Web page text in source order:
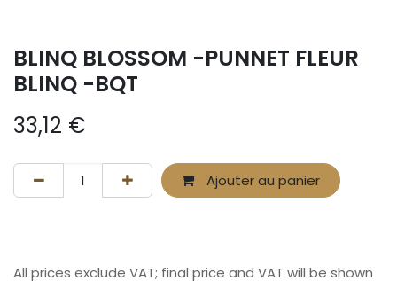
BLINQ BLOSSOM -PUNNET FLEUR
BLINQ -BQT
33,12 €
Ajouter au panier
All prices exclude VAT; final price and VAT will be shown